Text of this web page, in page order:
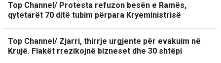
Top Channel/ Protesta refuzon besën e Ramës,
qytetarët 70 ditë tubim përpara Kryeministrisë
Top Channel/ Zjarri, thirrje urgjente për evakuim në
Krujë. Flakët rrezikojnë bizneset dhe 30 shtëpi